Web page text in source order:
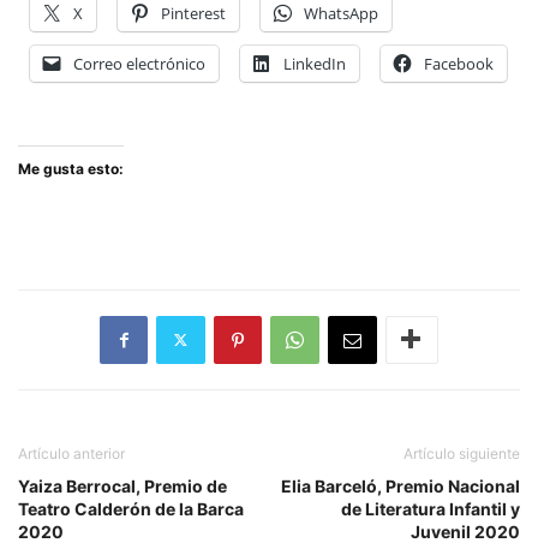
X Pinterest WhatsApp
Correo electrónico LinkedIn Facebook
Me gusta esto:
Artículo anterior
Yaiza Berrocal, Premio de
Teatro Calderón de la Barca
2020
Artículo siguiente
Elia Barceló, Premio Nacional
de Literatura Infantil y
Juvenil 2020